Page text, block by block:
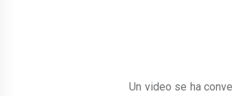
Un video se ha